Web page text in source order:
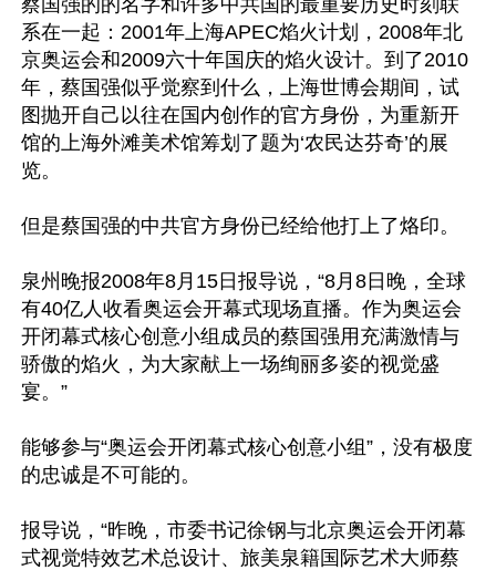
蔡国强的的名字和许多中共国的最重要历史时刻联
系在一起：2001年上海APEC焰火计划，2008年北
京奥运会和2009六十年国庆的焰火设计。到了2010
年，蔡国强似乎觉察到什么，上海世博会期间，试
图抛开自己以往在国内创作的官方身份，为重新开
馆的上海外滩美术馆筹划了题为‘农民达芬奇’的展
览。
但是蔡国强的中共官方身份已经给他打上了烙印。
泉州晚报2008年8月15日报导说，“8月8日晚，全球
有40亿人收看奥运会开幕式现场直播。作为奥运会
开闭幕式核心创意小组成员的蔡国强用充满激情与
骄傲的焰火，为大家献上一场绚丽多姿的视觉盛
宴。”
能够参与“奥运会开闭幕式核心创意小组”，没有极度
的忠诚是不可能的。
报导说，“昨晚，市委书记徐钢与北京奥运会开闭幕
式视觉特效艺术总设计、旅美泉籍国际艺术大师蔡